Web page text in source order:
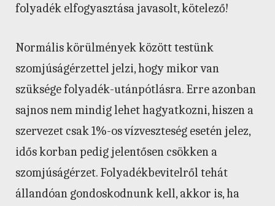
folyadék elfogyasztása javasolt, kötelező!
Normális körülmények között testünk
szomjúságérzettel jelzi, hogy mikor van
szüksége folyadék-utánpótlásra. Erre azonban
sajnos nem mindig lehet hagyatkozni, hiszen a
szervezet csak 1%-os vízveszteség esetén jelez,
idős korban pedig jelentősen csökken a
szomjúságérzet. Folyadékbevitelről tehát
állandóan gondoskodnunk kell, akkor is, ha